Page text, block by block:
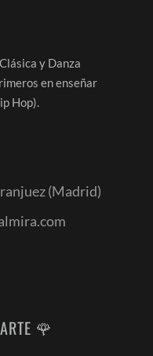
y Danza
en enseñar
Hop).
(Madrid)
🌹